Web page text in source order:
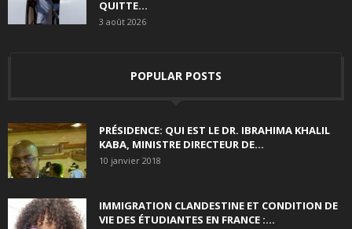
QUITTE...
3 août 2026
POPULAR POSTS
PRÉSIDENCE: QUI EST LE DR. IBRAHIMA KHALIL
KABA, MINISTRE DIRECTEUR DE...
10 janvier 2018
IMMIGRATION CLANDESTINE ET CONDITION DE
VIE DES ÉTUDIANTES EN FRANCE :...